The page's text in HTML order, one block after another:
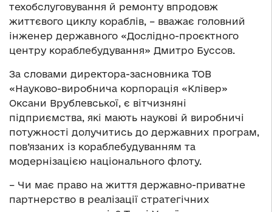
техобслуговування й ремонту впродовж
життєвого циклу кораблів, – вважає головний
інженер державного «Дослідно-проєктного
центру кораблебудування» Дмитро Буссов.
За словами директора-засновника ТОВ
«Науково-виробнича корпорація «Клівер»
Оксани Врублевської, є вітчизняні
підприємства, які мають наукові й виробничі
потужності долучитись до державних програм,
пов’язаних із кораблебудуванням та
модернізацією національного флоту.
– Чи має право на життя державно-приватне
партнерство в реалізації стратегічних